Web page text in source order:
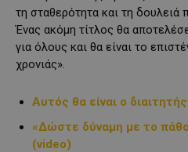
τη σταθερότητα και τη δουλειά
Ένας ακόμη τίτλος θα
για όλους και θα είναι το
χρονιάς».
Αυτός θα είναι ο
«Δώστε δύναμη με το
(video)